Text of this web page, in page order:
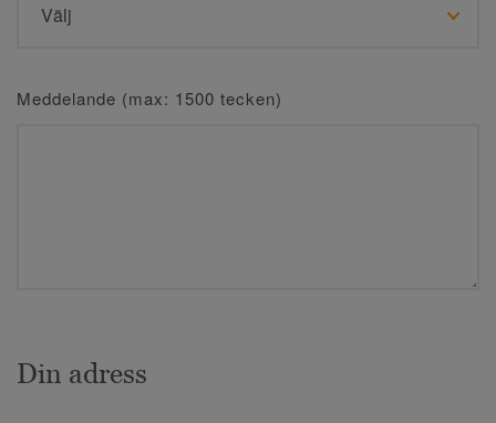
Meddelande (max: 1500 tecken)
Din adress